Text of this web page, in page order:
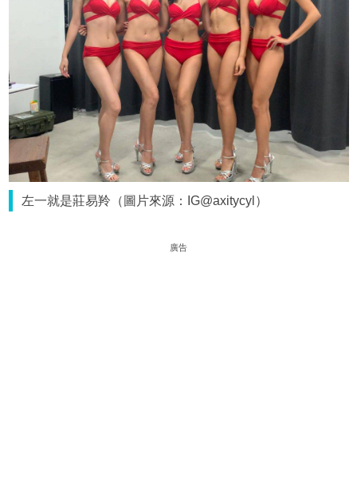
左一就是莊易羚（圖片來源：IG@axitycyl）
廣告